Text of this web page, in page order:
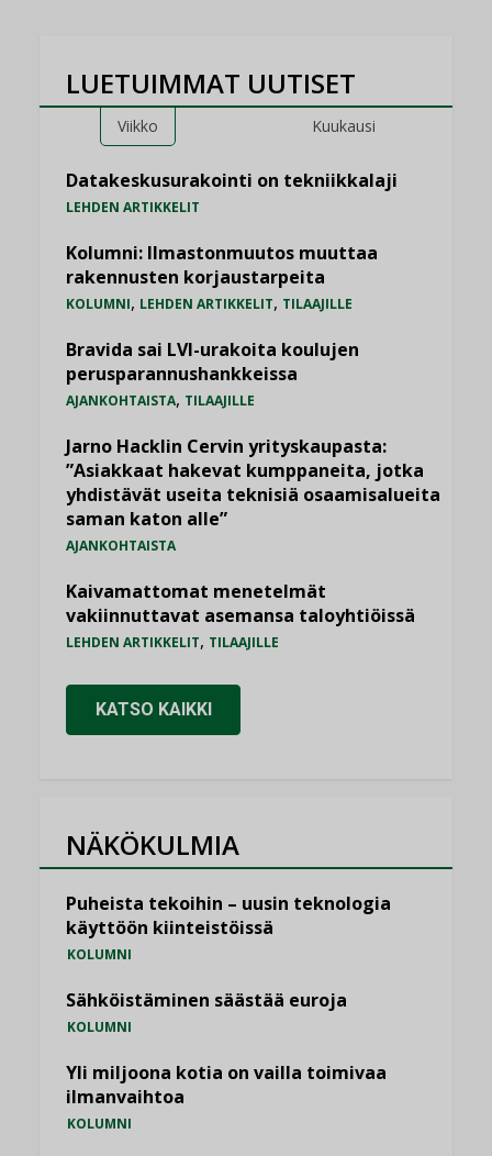
LUETUIMMAT UUTISET
Viikko Kuukausi
Datakeskusurakointi on tekniikkalaji
LEHDEN ARTIKKELIT
Kolumni: Ilmastonmuutos muuttaa
rakennusten korjaustarpeita
KOLUMNI, LEHDEN ARTIKKELIT, TILAAJILLE
Bravida sai LVI-urakoita koulujen
perusparannushankkeissa
AJANKOHTAISTA, TILAAJILLE
Jarno Hacklin Cervin yrityskaupasta:
”Asiakkaat hakevat kumppaneita, jotka
yhdistävät useita teknisiä osaamisalueita
saman katon alle”
AJANKOHTAISTA
Kaivamattomat menetelmät
vakiinnuttavat asemansa taloyhtiöissä
LEHDEN ARTIKKELIT, TILAAJILLE
KATSO KAIKKI
NÄKÖKULMIA
Puheista tekoihin – uusin teknologia
käyttöön kiinteistöissä
KOLUMNI
Sähköistäminen säästää euroja
KOLUMNI
Yli miljoona kotia on vailla toimivaa
ilmanvaihtoa
KOLUMNI